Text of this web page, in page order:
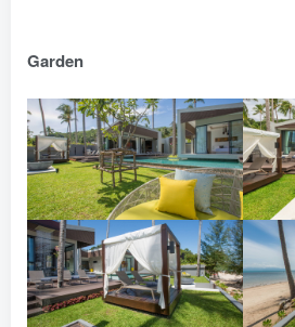
Garden